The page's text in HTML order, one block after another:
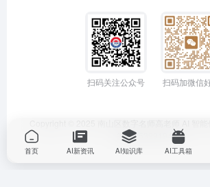
扫码关注公众号 扫码加微信
备2025399194号-1
首页 AI新资讯 AI知识库 AI工具箱